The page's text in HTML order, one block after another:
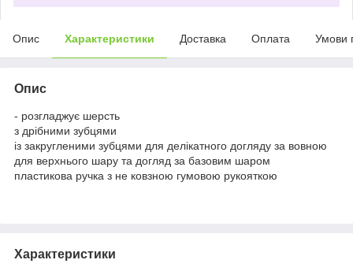
Опис Характеристики Доставка Оплата Умови
Опис
- розгладжує шерсть
з дрібними зубцями
із закругленими зубцями для делікатного догляду за вовною
для верхнього шару та догляд за базовим шаром
пластикова ручка з не ковзною гумовою рукояткою
Характеристики